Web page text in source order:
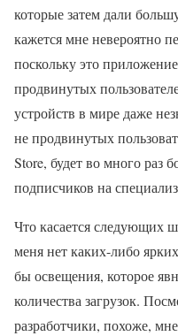
которые затем дали
кажется мне невероятно
поскольку это
продвинутых
устройств в мире даже
не продвинутых
Store, будет во много раз
подписчиков на
Что касается следующих
меня нет каких-либо
бы освещения, которое
количества загрузок.
разработчики, похоже,